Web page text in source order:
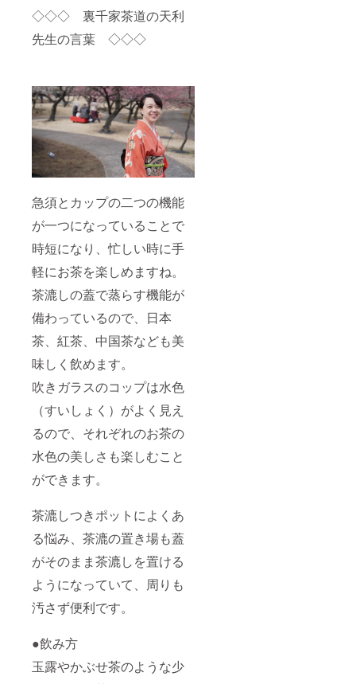
◇◇◇ 裏千家茶道の天利
先生の言葉 ◇◇◇
急須とカップの二つの機能
が一つになっていることで
時短になり、忙しい時に手
軽にお茶を楽しめますね。
茶漉しの蓋で蒸らす機能が
備わっているので、日本
茶、紅茶、中国茶なども美
味しく飲めます。
吹きガラスのコップは水色
（すいしょく）がよく見え
るので、それぞれのお茶の
水色の美しさも楽しむこと
ができます。
茶漉しつきポットによくあ
る悩み、茶漉の置き場も蓋
がそのまま茶漉しを置ける
ようになっていて、周りも
汚さず便利です。
●飲み方
玉露やかぶせ茶のような少